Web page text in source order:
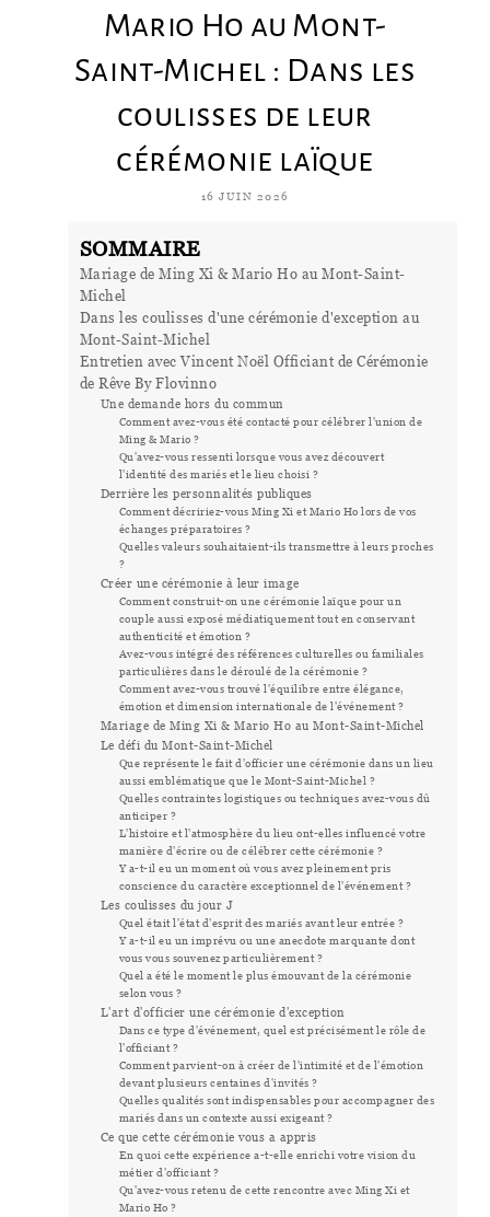
Mario Ho au Mont-
Saint-Michel : Dans les
coulisses de leur
cérémonie laïque
16 JUIN 2026
SOMMAIRE
Mariage de Ming Xi & Mario Ho au Mont-Saint-
Michel
Dans les coulisses d'une cérémonie d'exception au
Mont-Saint-Michel
Entretien avec Vincent Noël Officiant de Cérémonie
de Rêve By Flovinno
Une demande hors du commun
Comment avez-vous été contacté pour célébrer l'union de
Ming & Mario ?
Qu'avez-vous ressenti lorsque vous avez découvert
l'identité des mariés et le lieu choisi ?
Derrière les personnalités publiques
Comment décririez-vous Ming Xi et Mario Ho lors de vos
échanges préparatoires ?
Quelles valeurs souhaitaient-ils transmettre à leurs proches
?
Créer une cérémonie à leur image
Comment construit-on une cérémonie laïque pour un
couple aussi exposé médiatiquement tout en conservant
authenticité et émotion ?
Avez-vous intégré des références culturelles ou familiales
particulières dans le déroulé de la cérémonie ?
Comment avez-vous trouvé l'équilibre entre élégance,
émotion et dimension internationale de l'événement ?
Mariage de Ming Xi & Mario Ho au Mont-Saint-Michel
Le défi du Mont-Saint-Michel
Que représente le fait d'officier une cérémonie dans un lieu
aussi emblématique que le Mont-Saint-Michel ?
Quelles contraintes logistiques ou techniques avez-vous dû
anticiper ?
L'histoire et l'atmosphère du lieu ont-elles influencé votre
manière d'écrire ou de célébrer cette cérémonie ?
Y a-t-il eu un moment où vous avez pleinement pris
conscience du caractère exceptionnel de l'événement ?
Les coulisses du jour J
Quel était l'état d'esprit des mariés avant leur entrée ?
Y a-t-il eu un imprévu ou une anecdote marquante dont
vous vous souvenez particulièrement ?
Quel a été le moment le plus émouvant de la cérémonie
selon vous ?
L'art d'officier une cérémonie d'exception
Dans ce type d'événement, quel est précisément le rôle de
l'officiant ?
Comment parvient-on à créer de l'intimité et de l'émotion
devant plusieurs centaines d'invités ?
Quelles qualités sont indispensables pour accompagner des
mariés dans un contexte aussi exigeant ?
Ce que cette cérémonie vous a appris
En quoi cette expérience a-t-elle enrichi votre vision du
métier d'officiant ?
Qu'avez-vous retenu de cette rencontre avec Ming Xi et
Mario Ho ?